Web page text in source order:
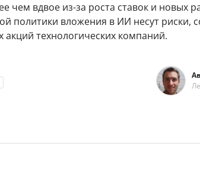
чем вдвое из-за роста ставок и новых
политики вложения в ИИ несут риски,
акций технологических компаний.